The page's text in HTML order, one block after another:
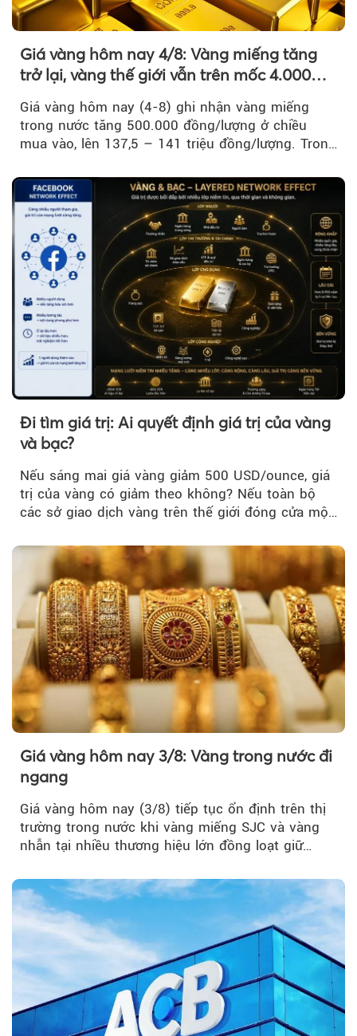
Giá vàng hôm nay 4/8: Vàng miếng tăng
trở lại, vàng thế giới vẫn trên mốc 4.000
Giá vàng hôm nay (4-8) ghi nhận vàng miếng
trong nước tăng 500.000 đồng/lượng ở chiều
mua vào, lên 137,5 – 141 triệu đồng/lượng. Trong
trì trên ngưỡng 4.000 USD/ounce.
Đi tìm giá trị: Ai quyết định giá trị của vàng
và bạc?
Nếu sáng mai giá vàng giảm 500 USD/ounce, giá
trị của vàng có giảm theo không? Nếu toàn bộ
các sở giao dịch vàng trên thế giới đóng cửa một
Giá vàng hôm nay 3/8: Vàng trong nước đi
ngang
Giá vàng hôm nay (3/8) tiếp tục ổn định trên thị
trường trong nước khi vàng miếng SJC và vàng
nhẫn tại nhiều thương hiệu lớn đồng loạt giữ